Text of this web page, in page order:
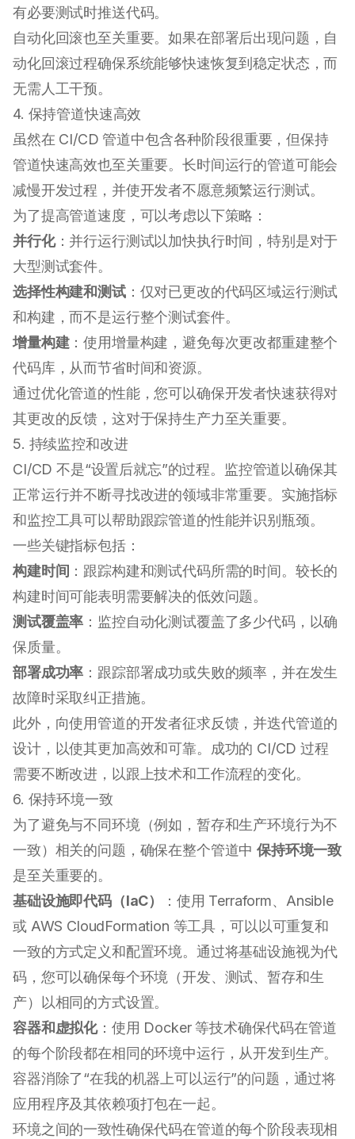
有必要测试时推送代码。
自动化回滚也至关重要。如果在部署后出现问题，自
动化回滚过程确保系统能够快速恢复到稳定状态，而
无需人工干预。
4. 保持管道快速高效
虽然在 CI/CD 管道中包含各种阶段很重要，但保持
管道快速高效也至关重要。长时间运行的管道可能会
减慢开发过程，并使开发者不愿意频繁运行测试。
为了提高管道速度，可以考虑以下策略：
并行化：并行运行测试以加快执行时间，特别是对于
大型测试套件。
选择性构建和测试：仅对已更改的代码区域运行测试
和构建，而不是运行整个测试套件。
增量构建：使用增量构建，避免每次更改都重建整个
代码库，从而节省时间和资源。
通过优化管道的性能，您可以确保开发者快速获得对
其更改的反馈，这对于保持生产力至关重要。
5. 持续监控和改进
CI/CD 不是“设置后就忘”的过程。监控管道以确保其
正常运行并不断寻找改进的领域非常重要。实施指标
和监控工具可以帮助跟踪管道的性能并识别瓶颈。
一些关键指标包括：
构建时间 ：跟踪构建和测试代码所需的时间。较长的
构建时间可能表明需要解决的低效问题。
测试覆盖率 ：监控自动化测试覆盖了多少代码，以确
保质量。
部署成功率 ：跟踪部署成功或失败的频率，并在发生
故障时采取纠正措施。
此外，向使用管道的开发者征求反馈，并迭代管道的
设计，以使其更加高效和可靠。成功的 CI/CD 过程
需要不断改进，以跟上技术和工作流程的变化。
6. 保持环境一致
为了避免与不同环境（例如，暂存和生产环境行为不
一致）相关的问题，确保在整个管道中保持环境一致
是至关重要的。
基础设施即代码（IaC）
：使用 Terraform、Ansible
或 AWS CloudFormation 等工具，可以以可重复和
一致的方式定义和配置环境。通过将基础设施视为代
码，您可以确保每个环境（开发、测试、暂存和生
产）以相同的方式设置。
容器和虚拟化：使用 Docker 等技术确保代码在管道
的每个阶段都在相同的环境中运行，从开发到生产。
容器消除了“在我的机器上可以运行”的问题，通过将
应用程序及其依赖项打包在一起。
环境之间的一致性确保代码在管道的每个阶段表现相